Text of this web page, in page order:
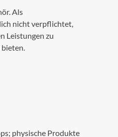
Als
nicht verpflichtet,
Leistungen zu
physische Produkte